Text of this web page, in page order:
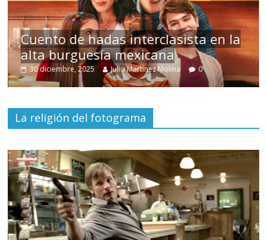
Cuento de hadas interclasista en la
alta burguesía mexicana
30 diciembre, 2025 Julio Martínez Molina 0
La religión del fotograma